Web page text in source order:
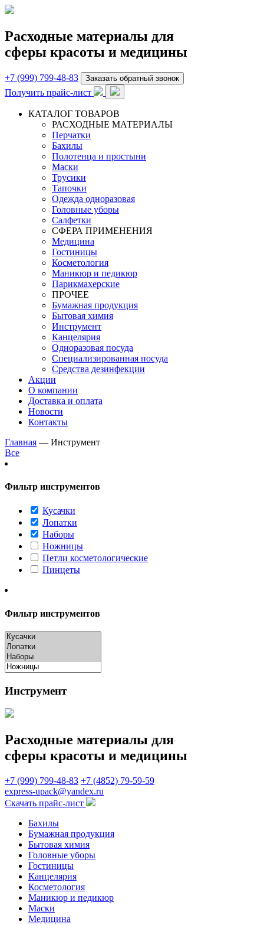
Расходные материалы для
сферы красоты и медицины
+7 (999) 799-48-83 Заказать обратный звонок
Получить прайс-лист
КАТАЛОГ ТОВАРОВ
РАСХОДНЫЕ МАТЕРИАЛЫ
Перчатки
Бахилы
Полотенца и простыни
Маски
Трусики
Тапочки
Одежда одноразовая
Головные уборы
Салфетки
СФЕРА ПРИМЕНЕНИЯ
Медицина
Гостиницы
Косметология
Маникюр и педикюр
Парикмахерские
ПРОЧЕЕ
Бумажная продукция
Бытовая химия
Инструмент
Канцелярия
Одноразовая посуда
Специализированная посуда
Средства дезинфекции
Акции
О компании
Доставка и оплата
Новости
Контакты
Главная — Инструмент
Все
Фильтр инструментов
Кусачки
Лопатки
Наборы
Ножницы
Петли косметологические
Пинцеты
Фильтр инструментов
Инструмент
Расходные материалы для
сферы красоты и медицины
+7 (999) 799-48-83 +7 (4852) 79-59-59
express-upack@yandex.ru
Скачать прайс-лист
Бахилы
Бумажная продукция
Бытовая химия
Головные уборы
Гостиницы
Канцелярия
Косметология
Маникюр и педикюр
Маски
Медицина